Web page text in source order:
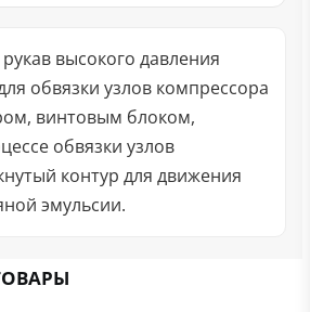
высокого давления
обвязки узлов компрессора
винтовым блоком,
обвязки узлов
контур для движения
эмульсии.